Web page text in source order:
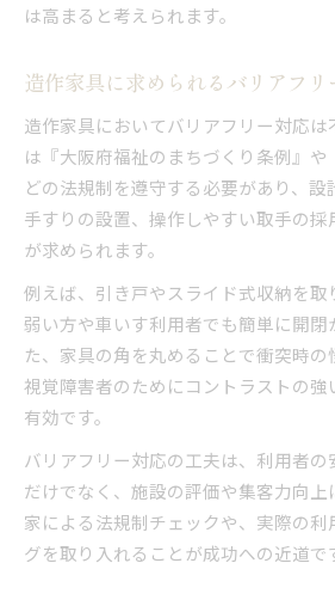
は高まると考えられます。
造作家具に求められるバリアフ
造作家具においてバリアフリー対応は
は『大阪府福祉のまちづくり条例』
どの法規制を遵守する必要があり、
手すりの設置、操作しやすい取手の
が求められます。
例えば、引き戸やスライド式収納を取
弱い方や車いす利用者でも簡単に開閉
た、家具の角を丸めることで衝突時の
視覚障害者のためにコントラストの強
有効です。
バリアフリー対応の工夫は、利用者の
だけでなく、施設の評価や集客力向
家による法規制チェックや、実際の
グを取り入れることが成功への近道で